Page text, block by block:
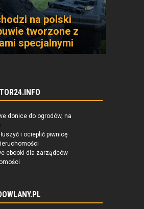
na polski
tworzone z
specjalnymi
donice do ogrodów, na
i ocieplić piwnicę
ebooki dla zarządców